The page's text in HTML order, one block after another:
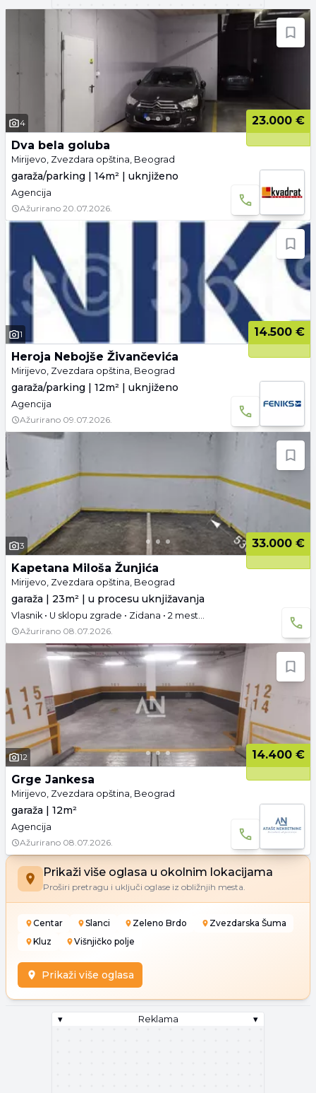
4
23.000 €
Dva bela goluba
Mirijevo, Zvezdara opština, Beograd
garaža/parking | 14m² | uknjiženo
Agencija
Ažurirano 20.07.2026.
1
14.500 €
Heroja Nebojše Živančevića
Mirijevo, Zvezdara opština, Beograd
garaža/parking | 12m² | uknjiženo
Agencija
Ažurirano 09.07.2026.
3
33.000 €
Kapetana Miloša Žunjića
Mirijevo, Zvezdara opština, Beograd
garaža | 23m² | u procesu uknjižavanja
Vlasnik • U sklopu zgrade • Zidana • 2 mesta • Struja
Ažurirano 08.07.2026.
12
14.400 €
Grge Jankesa
Mirijevo, Zvezdara opština, Beograd
garaža | 12m²
Agencija
Ažurirano 08.07.2026.
Prikaži više oglasa u okolnim lokacijama
Proširi pretragu i uključi oglase iz obližnjih mesta.
Centar Slanci Zeleno Brdo
Zvezdarska Šuma
Kluz
Višnjičko polje
Prikaži više oglasa
▾ Reklama ▾